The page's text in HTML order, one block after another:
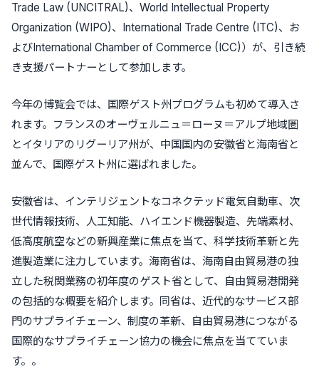
Trade Law (UNCITRAL)、World Intellectual Property
Organization (WIPO)、International Trade Centre (ITC)、お
よびInternational Chamber of Commerce (ICC)）が、引き続
き支援パートナーとして参加します。
今年の博覧会では、国際ゲスト州プログラムも初めて導入さ
れます。フランスのオーヴェルニュ＝ローヌ＝アルプ地域圏
とイタリアのリグーリア州が、中国国内の安徽省と海南省と
並んで、国際ゲスト州に選ばれました。
安徽省は、インテリジェントなコネクテッド電気自動車、次
世代情報技術、人工知能、ハイエンド機器製造、先端素材、
低高度航空などの新興産業に焦点を当て、科学技術革新と先
進製造業に注力しています。海南省は、海南自由貿易港の独
立した税関業務の初年度のゲスト省として、自由貿易港開発
の包括的な概要を紹介します。同省は、近代的なサービス部
門のサプライチェーン、制度の革新、自由貿易港につながる
国際的なサプライチェーン協力の機会に焦点を当てていま
す。。